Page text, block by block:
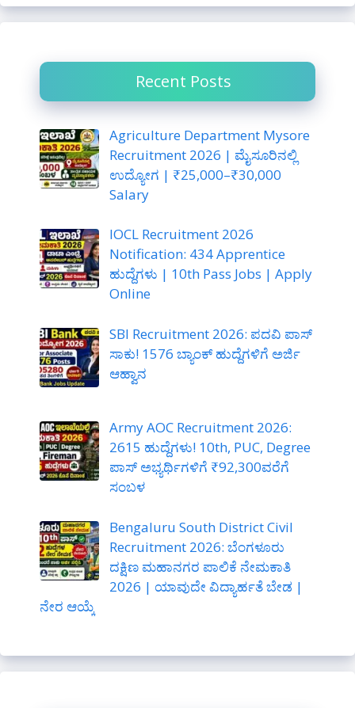
c
Recent Posts
Agriculture Department Mysore
Recruitment 2026 | ಮೈಸೂರಿನಲ್ಲಿ
ಉದ್ಯೋಗ | ₹25,000–₹30,000
Salary
IOCL Recruitment 2026
Notification: 434 Apprentice
ಹುದ್ದೆಗಳು | 10th Pass Jobs | Apply
Online
SBI Recruitment 2026: ಪದವಿ ಪಾಸ್
ಸಾಕು! 1576 ಬ್ಯಾಂಕ್ ಹುದ್ದೆಗಳಿಗೆ ಅರ್ಜಿ
ಆಹ್ವಾನ
Army AOC Recruitment 2026:
2615 ಹುದ್ದೆಗಳು! 10th, PUC, Degree
ಪಾಸ್ ಅಭ್ಯರ್ಥಿಗಳಿಗೆ ₹92,300ವರೆಗೆ
ಸಂಬಳ
Bengaluru South District Civil
Recruitment 2026: ಬೆಂಗಳೂರು
ದಕ್ಷಿಣ ಮಹಾನಗರ ಪಾಲಿಕೆ ನೇಮಕಾತಿ
2026 | ಯಾವುದೇ ವಿದ್ಯಾರ್ಹತೆ ಬೇಡ |
ನೇರ ಆಯ್ಕೆ